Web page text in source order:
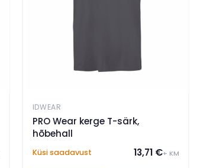
IDWEAR
PRO Wear kerge T-särk,
hõbehall
Küsi saadavust 13,71 €+ KM